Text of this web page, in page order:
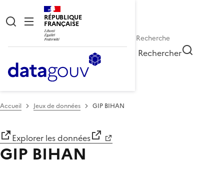
RÉPUBLIQUE
FRANÇAISE
Rechercher
Accueil Jeux de données GIP BIHAN
Explorer les données
GIP BIHAN